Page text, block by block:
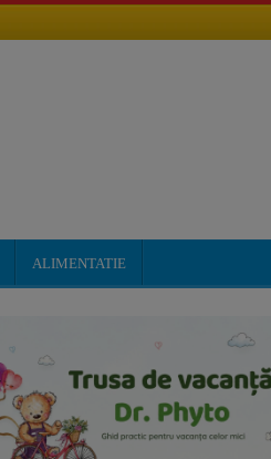
ALIMENTATIE